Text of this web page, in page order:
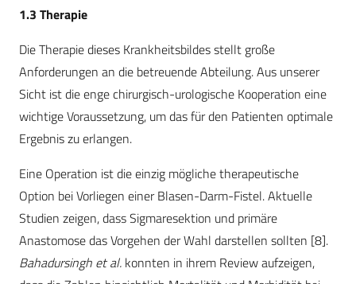
1.3 Therapie
Die Therapie dieses Krankheitsbildes stellt große
Anforderungen an die betreuende Abteilung. Aus unserer
Sicht ist die enge chirurgisch-urologische Kooperation eine
wichtige Voraussetzung, um das für den Patienten optimale
Ergebnis zu erlangen.
Eine Operation ist die einzig mögliche therapeutische
Option bei Vorliegen einer Blasen-Darm-Fistel. Aktuelle
Studien zeigen, dass Sigmaresektion und primäre
Anastomose das Vorgehen der Wahl darstellen sollten [8].
Bahadursingh et al. konnten in ihrem Review aufzeigen,